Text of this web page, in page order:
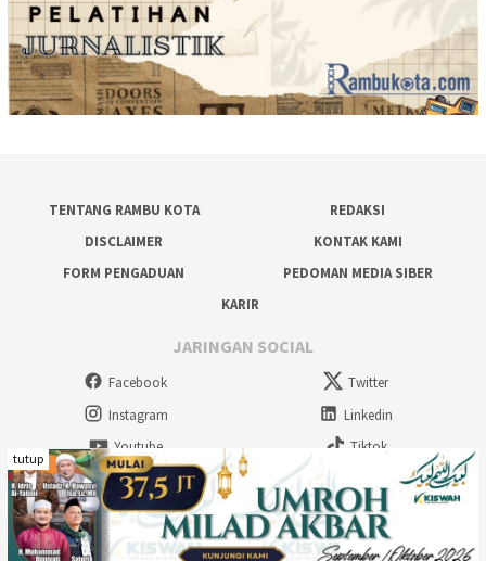
TENTANG RAMBU KOTA
REDAKSI
DISCLAIMER
KONTAK KAMI
FORM PENGADUAN
PEDOMAN MEDIA SIBER
KARIR
JARINGAN SOCIAL
Facebook
Twitter
Instagram
Linkedin
Youtube
Tiktok
Rambu Kota Multimedia - 2026
tutup